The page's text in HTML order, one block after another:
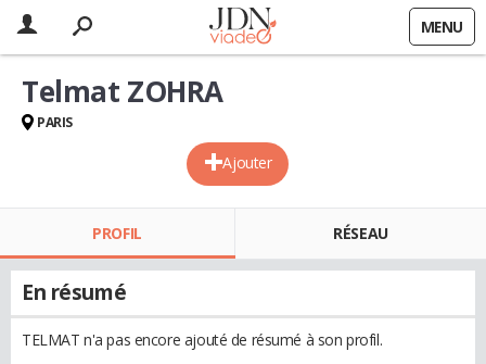
MENU
Ajouter
Telmat ZOHRA
PARIS
PROFIL RÉSEAU
En résumé
TELMAT n'a pas encore ajouté de résumé à son profil.